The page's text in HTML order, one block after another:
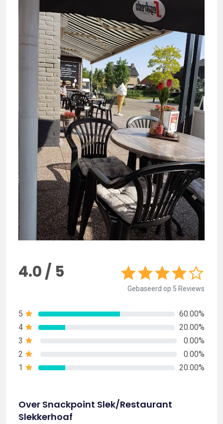
4.0 / 5
Gebaseerd op 5 Reviews
5
60.00%
4
20.00%
3
0.00%
2
0.00%
1
20.00%
Over Snackpoint Slek/Restaurant
Slekkerhoaf